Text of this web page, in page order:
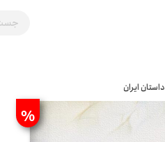
داستان ایران
%